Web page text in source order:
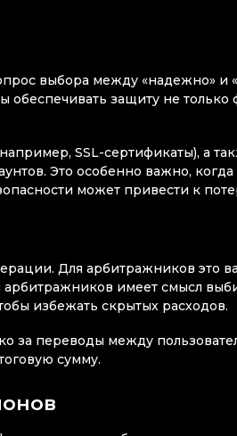
выбора между «надежно» и
обеспечивать защиту не
SSL-сертификаты), а
Это особенно важно,
может привести к
Для арбитражников это
имеет смысл
избежать скрытых расходов.
за переводы между
сумму.